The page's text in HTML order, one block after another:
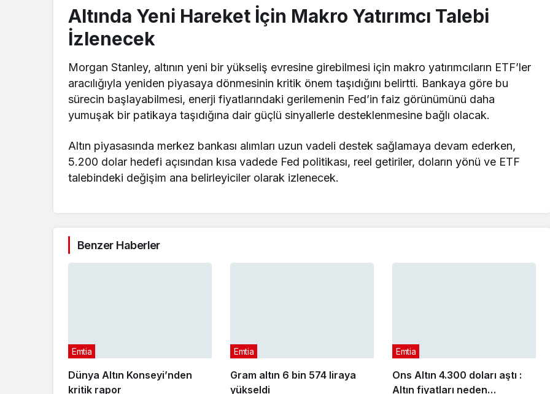
Altında Yeni Hareket İçin Makro Yatırımcı Talebi
İzlenecek
Morgan Stanley, altının yeni bir yükseliş evresine girebilmesi için makro yatırımcıların ETF’ler
aracılığıyla yeniden piyasaya dönmesinin kritik önem taşıdığını belirtti. Bankaya göre bu
sürecin başlayabilmesi, enerji fiyatlarındaki gerilemenin Fed’in faiz görünümünü daha
yumuşak bir patikaya taşıdığına dair güçlü sinyallerle desteklenmesine bağlı olacak.
Altın piyasasında merkez bankası alımları uzun vadeli destek sağlamaya devam ederken,
5.200 dolar hedefi açısından kısa vadede Fed politikası, reel getiriler, doların yönü ve ETF
talebindeki değişim ana belirleyiciler olarak izlenecek.
Benzer Haberler
Dünya Altın Konseyi’nden
kritik rapor
Emtia
Gram altın 6 bin 574 liraya
yükseldi
Emtia
Ons Altın 4.300 doları aştı :
Altın fiyatları neden
Emtia